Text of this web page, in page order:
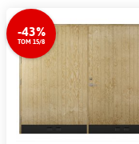
-43%
TOM 15/8